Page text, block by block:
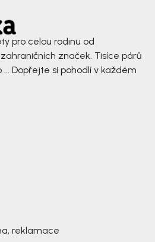
pro celou rodinu od
značek. Tisíce párů
Dopřejte si pohodlí v každém
reklamace